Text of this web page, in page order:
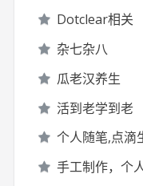
Dotclear相关
杂七杂八
瓜老汉养生
活到老学到老
个人随笔,点滴
手工制作，个